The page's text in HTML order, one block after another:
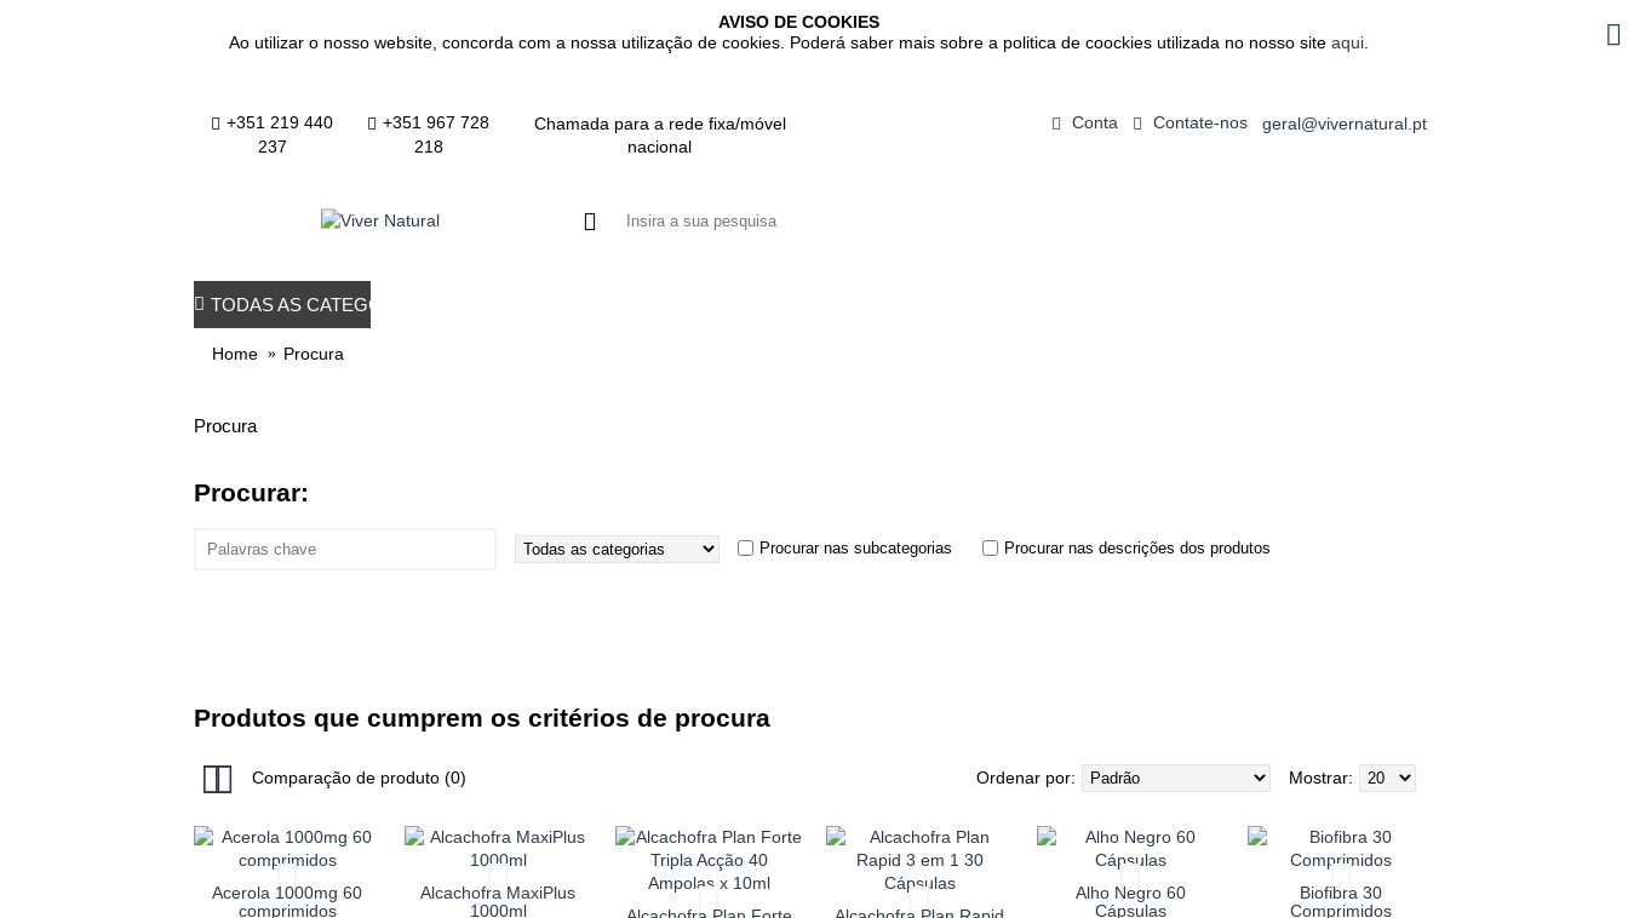
AVISO DE COOKIES
Ao utilizar o nosso website, concorda com a nossa utilização de cookies. Poderá saber mais sobre a politica de coockies utilizada no nosso site aqui
+351 219 440
237
+351 967 728
218
Chamada para a rede fixa/móvel
nacional
Conta Contate-nos geral@vivernatural.pt
TODAS AS CATEGORIAS
Home Procura
Procura
Procurar:
Procurar nas subcategorias Procurar nas descrições dos produtos
Produtos que cumprem os critérios de procura
Comparação de produto (0) Mostrar:
Ordenar por:
Acerola 1000mg 60
comprimidos
Alcachofra MaxiPlus
1000ml
Alho Negro 60
Cápsulas
Biofibra 30
Comprimidos